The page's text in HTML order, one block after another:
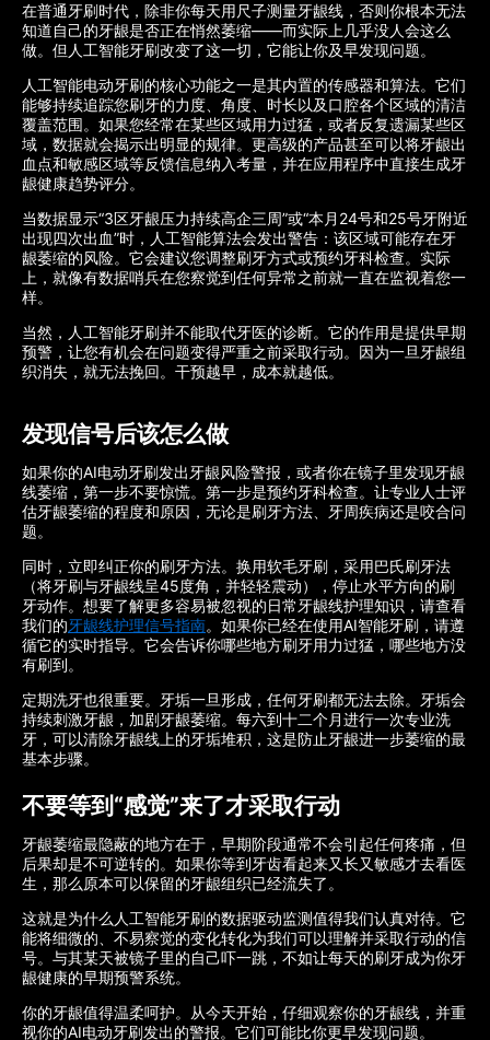
在普通牙刷时代，除非你每天用尺子测量牙龈线，否则你根本无法
知道自己的牙龈是否正在悄然萎缩——而实际上几乎没人会这么
做。但人工智能牙刷改变了这一切，它能让你及早发现问题。
人工智能电动牙刷的核心功能之一是其内置的传感器和算法。它们
能够持续追踪您刷牙的力度、角度、时长以及口腔各个区域的清洁
覆盖范围。如果您经常在某些区域用力过猛，或者反复遗漏某些区
域，数据就会揭示出明显的规律。更高级的产品甚至可以将牙龈出
血点和敏感区域等反馈信息纳入考量，并在应用程序中直接生成牙
龈健康趋势评分。
当数据显示“3区牙龈压力持续高企三周”或“本月24号和25号牙附近
出现四次出血”时，人工智能算法会发出警告：该区域可能存在牙
龈萎缩的风险。它会建议您调整刷牙方式或预约牙科检查。实际
上，就像有数据哨兵在您察觉到任何异常之前就一直在监视着您一
样。
当然，人工智能牙刷并不能取代牙医的诊断。它的作用是提供早期
预警，让您有机会在问题变得严重之前采取行动。因为一旦牙龈组
织消失，就无法挽回。干预越早，成本就越低。
发现信号后该怎么做
如果你的AI电动牙刷发出牙龈风险警报，或者你在镜子里发现牙龈
线萎缩，第一步不要惊慌。第一步是预约牙科检查。让专业人士评
估牙龈萎缩的程度和原因，无论是刷牙方法、牙周疾病还是咬合问
题。
同时，立即纠正你的刷牙方法。换用软毛牙刷，采用巴氏刷牙法
（将牙刷与牙龈线呈45度角，并轻轻震动），停止水平方向的刷
牙动作。想要了解更多容易被忽视的日常牙龈线护理知识，请查看
我们的牙龈线护理信号指南。如果你已经在使用AI智能牙刷，请遵
循它的实时指导。它会告诉你哪些地方刷牙用力过猛，哪些地方没
有刷到。
定期洗牙也很重要。牙垢一旦形成，任何牙刷都无法去除。牙垢会
持续刺激牙龈，加剧牙龈萎缩。每六到十二个月进行一次专业洗
牙，可以清除牙龈线上的牙垢堆积，这是防止牙龈进一步萎缩的最
基本步骤。
不要等到“感觉”来了才采取行动
牙龈萎缩最隐蔽的地方在于，早期阶段通常不会引起任何疼痛，但
后果却是不可逆转的。如果你等到牙齿看起来又长又敏感才去看医
生，那么原本可以保留的牙龈组织已经流失了。
这就是为什么人工智能牙刷的数据驱动监测值得我们认真对待。它
能将细微的、不易察觉的变化转化为我们可以理解并采取行动的信
号。与其某天被镜子里的自己吓一跳，不如让每天的刷牙成为你牙
龈健康的早期预警系统。
你的牙龈值得温柔呵护。从今天开始，仔细观察你的牙龈线，并重
视你的AI电动牙刷发出的警报。它们可能比你更早发现问题。